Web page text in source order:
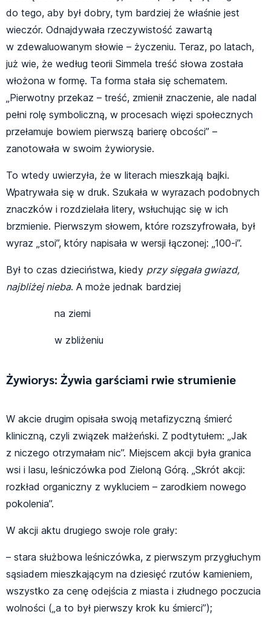
do tego, aby był dobry, tym bardziej że właśnie jest
wieczór. Odnajdywała rzeczywistość zawartą
w zdewaluowanym słowie – życzeniu. Teraz, po latach,
już wie, że według teorii Simmela treść słowa została
włożona w formę. Ta forma stała się schematem.
„Pierwotny przekaz – treść, zmienił znaczenie, ale nadal
pełni rolę symboliczną, w procesach więzi społecznych
przełamuje bowiem pierwszą barierę obcości” –
zanotowała w swoim żywiorysie.
To wtedy uwierzyła, że w literach mieszkają bajki.
Wpatrywała się w druk. Szukała w wyrazach podobnych
znaczków i rozdzielała litery, wsłuchując się w ich
brzmienie. Pierwszym słowem, które rozszyfrowała, był
wyraz „stoi”, który napisała w wersji łączonej: „100-i”.
Był to czas dzieciństwa, kiedy przy sięgała gwiazd,
najbliżej nieba. A może jednak bardziej
na ziemi
w zbliżeniu
Żywiorys: Żywia garściami rwie strumienie
W akcie drugim opisała swoją metafizyczną śmierć
kliniczną, czyli związek małżeński. Z podtytułem: „Jak
z niczego otrzymałam nic”. Miejscem akcji była granica
wsi i lasu, leśniczówka pod Zieloną Górą. „Skrót akcji:
rozkład organiczny z wykluciem – zarodkiem nowego
pokolenia”.
W akcji aktu drugiego swoje role grały:
– stara służbowa leśniczówka, z pierwszym przygłuchym
sąsiadem mieszkającym na dziesięć rzutów kamieniem,
wszystko za cenę odejścia z miasta i złudnego poczucia
wolności („a to był pierwszy krok ku śmierci”);